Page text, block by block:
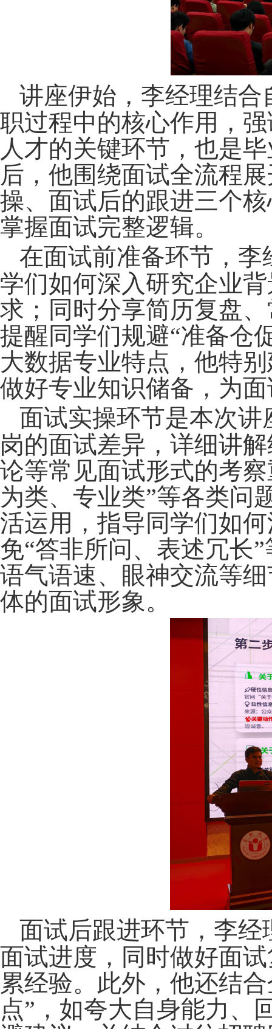
讲座伊始， 李经理结合
职过程中的核心作用，
人才的关键环节，也是
后，他围绕面试全流程
操、面试后的跟进三个
掌握面试完整逻辑。
在面试前准备环节， 李
学们如何深入研究企业
求；同时分享简历复盘
提醒同学们规避“准备仓
大数据专业特点，他特
做好专业知识储备，为
面试实操环节是本次讲
岗的面试差异，详细讲
论等常见面试形式的考
为类、专业类”等各类问
活运用，指导同学们如
免“答非所问、表述冗长
语气语速、眼神交流等
体的面试形象。
面试后跟进环节， 李经
面试进度，同时做好面
累经验。此外，他还结
点”，如夸大自身能力、